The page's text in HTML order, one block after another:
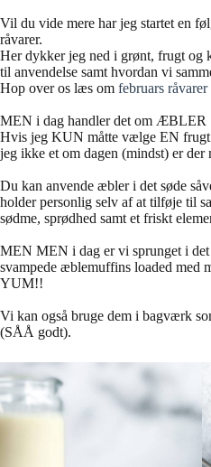
Vil du vide mere har jeg startet en
råvarer.
Her dykker jeg ned i grønt, frugt og
til anvendelse samt hvordan vi
Hop over os læs om februars
MEN i dag handler det om ÆBLER
Hvis jeg KUN måtte vælge EN
jeg ikke et om dagen (mindst) er der
Du kan anvende æbler i det søde
holder personlig selv af at tilføje til
sødme, sprødhed samt et friskt
MEN MEN i dag er vi sprunget i
svampede æblemuffins loaded med
YUM!!
Vi kan også bruge dem i bagværk
(SÅÅ godt).